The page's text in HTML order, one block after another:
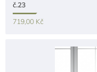
č.23
719,00 Kč